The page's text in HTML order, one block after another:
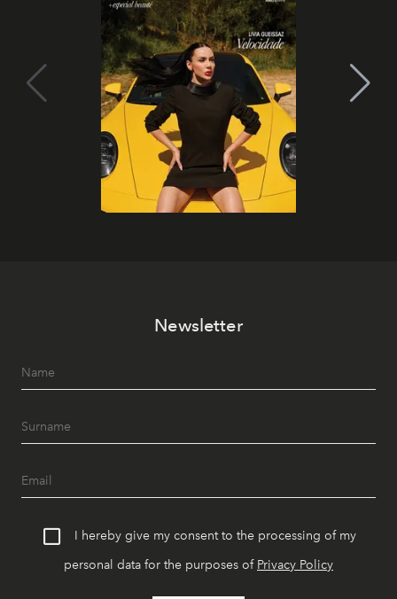
Newsletter
I hereby give my consent to the processing of my
personal data for the purposes of Privacy Policy